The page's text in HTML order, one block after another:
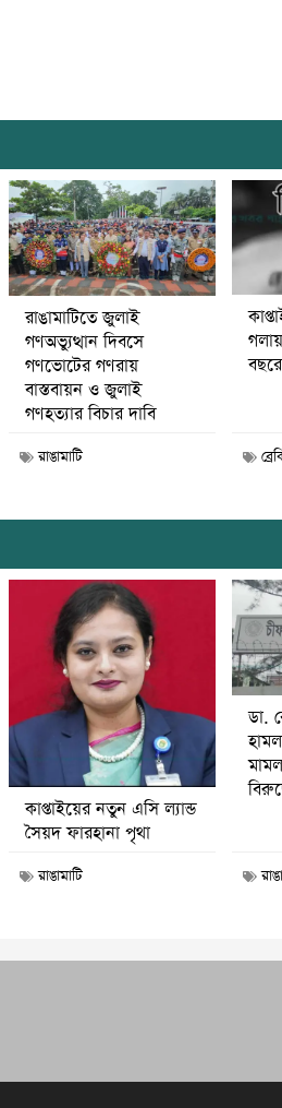
রাঙামাটিতে জুলাই
গণঅভ্যুত্থান দিবসে
গণভোটের গণরায়
বাস্তবায়ন ও জুলাই
গণহত্যার বিচার দাবি
রাঙামাটি
কাপ্তাইয়ের নতুন এসি ল্যান্ড
সৈয়দ ফারহানা পৃথা
রাঙামাটি
ডা.